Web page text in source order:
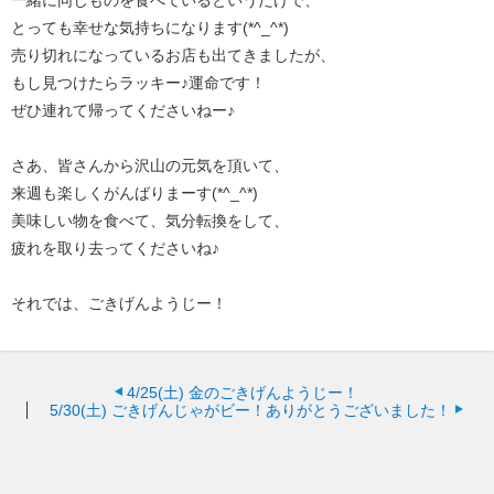
とっても幸せな気持ちになります(*^_^*)
売り切れになっているお店も出てきましたが、
もし見つけたらラッキー♪運命です！
ぜひ連れて帰ってくださいねー♪
さあ、皆さんから沢山の元気を頂いて、
来週も楽しくがんばりまーす(*^_^*)
美味しい物を食べて、気分転換をして、
疲れを取り去ってくださいね♪
それでは、ごきげんようじー！
4/25(土) 金のごきげんようじー！
5/30(土) ごきげんじゃがビー！ありがとうございました！